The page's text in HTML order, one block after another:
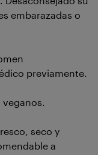
embarazadas o
previamente.
veganos.
seco y
a